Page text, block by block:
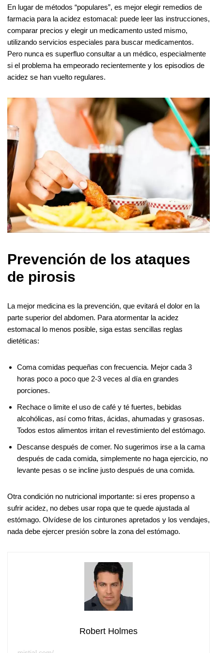
En lugar de métodos “populares”, es mejor elegir remedios de
farmacia para la acidez estomacal: puede leer las instrucciones,
comparar precios y elegir un medicamento usted mismo,
utilizando servicios especiales para buscar medicamentos.
Pero nunca es superfluo consultar a un médico, especialmente
si el problema ha empeorado recientemente y los episodios de
acidez se han vuelto regulares.
Prevención de los ataques
de pirosis
La mejor medicina es la prevención, que evitará el dolor en la
parte superior del abdomen. Para atormentar la acidez
estomacal lo menos posible, siga estas sencillas reglas
dietéticas:
Coma comidas pequeñas con frecuencia. Mejor cada 3
horas poco a poco que 2-3 veces al día en grandes
porciones.
Rechace o limite el uso de café y té fuertes, bebidas
alcohólicas, así como fritas, ácidas, ahumadas y grasosas.
Todos estos alimentos irritan el revestimiento del estómago.
Descanse después de comer. No sugerimos irse a la cama
después de cada comida, simplemente no haga ejercicio, no
levante pesas o se incline justo después de una comida.
Otra condición no nutricional importante: si eres propenso a
sufrir acidez, no debes usar ropa que te quede ajustada al
estómago. Olvídese de los cinturones apretados y los vendajes,
nada debe ejercer presión sobre la zona del estómago.
Robert Holmes